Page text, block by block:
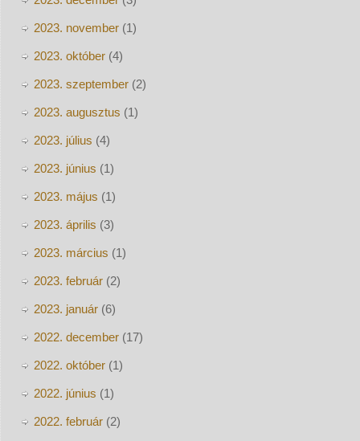
2023. november(1)
2023. október(4)
2023. szeptember(2)
2023. augusztus (1)
2023. július (4)
2023. június (1)
2023. május (1)
2023. április (3)
2023. március (1)
2023. február(2)
2023. január(6)
2022. december(17)
2022. október(1)
2022. június (1)
2022. február(2)